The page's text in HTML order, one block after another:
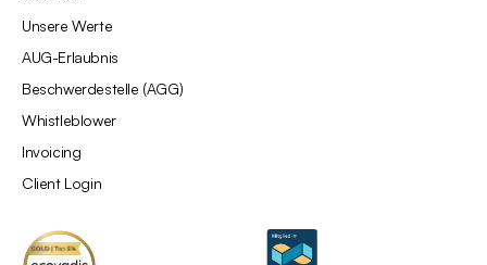
Unsere Werte
AÜG-Erlaubnis
Beschwerdestelle (AGG)
Whistleblower
Invoicing
Client Login